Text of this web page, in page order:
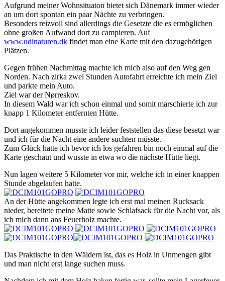
Aufgrund meiner Wohnsituaton bietet sich Dänemark immer wieder
an um dort spontan ein paar Nächte zu verbringen.
Besonders reizvoll sind allerdings die Gesetzte die es ermöglichen
ohne großen Aufwand dort zu campieren. Auf
www.udinaturen.dk findet man eine Karte mit den dazugehörigen
Plätzen.
Gegen frühen Nachmittag machte ich mich also auf den Weg gen
Norden. Nach zirka zwei Stunden Autofahrt erreichte ich mein Ziel
und parkte mein Auto.
Ziel war der Nørreskov.
In diesem Wald war ich schon einmal und somit marschierte ich zur
knapp 1 Kilometer entfernten Hütte.
Dort angekommen musste ich leider feststellen das diese besetzt war
und ich für die Nacht eine andere suchten müsste.
Zum Glück hatte ich bevor ich los gefahren bin noch einmal auf die
Karte geschaut und wusste in etwa wo die nächste Hütte liegt.
Nun lagen weitere 5 Kilometer vor mir, welche ich in einer knappen
Stunde abgelaufen hatte.
An der Hütte angekommen legte ich erst mal meinen Rucksack
nieder, bereitete meine Matte sowie Schlafsack für die Nacht vor, als
ich mich dann ans Feuerholz machte.
Das Praktische in den Wäldern ist, das es Holz in Unmengen gibt
und man nicht erst lange suchen muss.